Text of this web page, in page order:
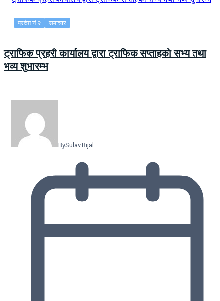
प्रदेश नं २ समाचार
ट्राफिक प्रहरी कार्यालय द्वारा ट्राफिक सप्ताहको सभ्य तथा
भव्य शुभारम्भ
BySulav Rijal